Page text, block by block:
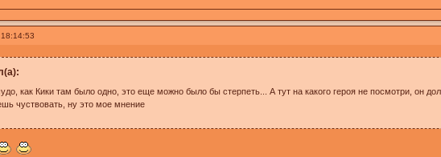
как Кики там было одно, это еще можно было бы стерпеть... А тут на какого героя не посмотри, он
чуствовать, ну это мое мнение